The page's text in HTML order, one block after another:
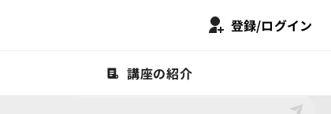
登録/ログイン
講座の紹介